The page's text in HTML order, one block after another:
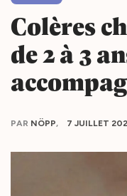
Colères
de 2 à 3
PAR NÖPP 7 JUILLET